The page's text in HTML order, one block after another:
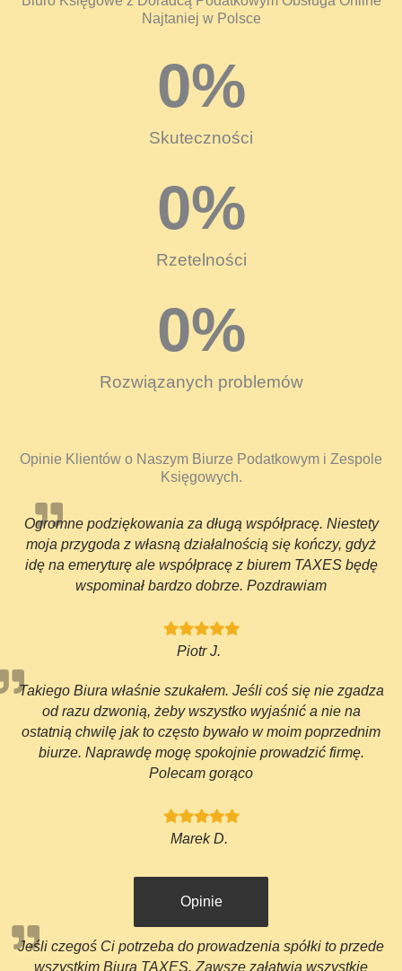
Najtaniej w Polsce
Skuteczności
0%
Rzetelności
0%
Rozwiązanych problemów
0%
Opinie Klientów o Naszym Biurze Podatkowym i Zespole
Księgowych.
Ogromne podziękowania za długą współpracę. Niestety
moja przygoda z własną działalnością się kończy, gdyż
idę na emeryturę ale współpracę z biurem TAXES będę
wspominał bardzo dobrze. Pozdrawiam
Piotr J.
Takiego Biura właśnie szukałem. Jeśli coś się nie zgadza
od razu dzwonią, żeby wszystko wyjaśnić a nie na
ostatnią chwilę jak to często bywało w moim poprzednim
biurze. Naprawdę mogę spokojnie prowadzić firmę.
Polecam gorąco
Marek D.
Opinie
Jeśli czegoś Ci potrzeba do prowadzenia spółki to przede
wszystkim Biura TAXES. Zawsze załątwią wszystkie